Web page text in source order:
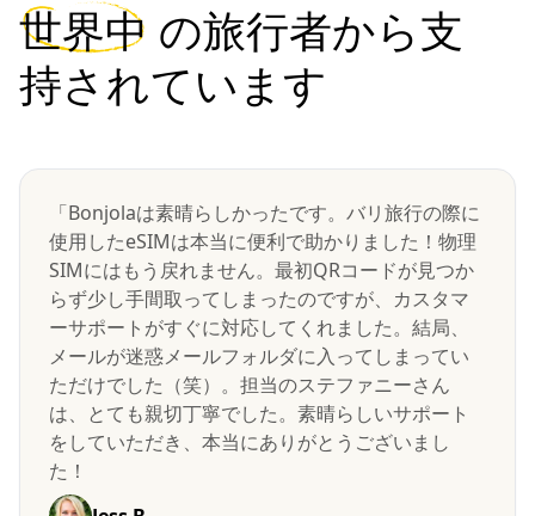
世界中 の旅行者から支
持されています
「Bonjolaは素晴らしかったです。バリ旅行の際に
使用したeSIMは本当に便利で助かりました！物理
SIMにはもう戻れません。最初QRコードが見つか
らず少し手間取ってしまったのですが、カスタマ
ーサポートがすぐに対応してくれました。結局、
メールが迷惑メールフォルダに入ってしまってい
ただけでした（笑）。担当のステファニーさん
は、とても親切丁寧でした。素晴らしいサポート
をしていただき、本当にありがとうございまし
た！